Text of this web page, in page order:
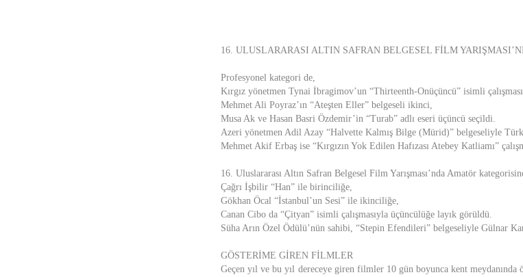
16. ULUSLARARASI ALTIN SAFRAN BELGESEL FİLM
Profesyonel kategori de,
Kırgız yönetmen Tynai İbragimov’un “Thirteenth-Onüçüncü” isimli
Mehmet Ali Poyraz’ın “Ateşten Eller” belgeseli ikinci,
Musa Ak ve Hasan Basri Özdemir’in “Turab” adlı eseri üçüncü seçildi.
Azeri yönetmen Adil Azay “Halvette Kalmış Bilge (Mürid)” belgeseliyle
Mehmet Akif Erbaş ise “Kırgızın Yok Edilen Hafızası Atebey Katliamı”
16. Uluslararası Altın Safran Belgesel Film Yarışması’nda Amatör
Çağrı İşbilir “Han” ile birinciliğe,
Gökhan Öcal “İstanbul’un Sesi” ile ikinciliğe,
Canan Cibo da “Çityan” isimli çalışmasıyla üçüncülüğe layık görüldü.
Süha Arın Özel Ödülü’nün sahibi, “Stepin Efendileri” belgeseliyle Gülnar
GÖSTERİME GİREN FİLMLER
Geçen yıl ve bu yıl dereceye giren filmler 10 gün boyunca kent